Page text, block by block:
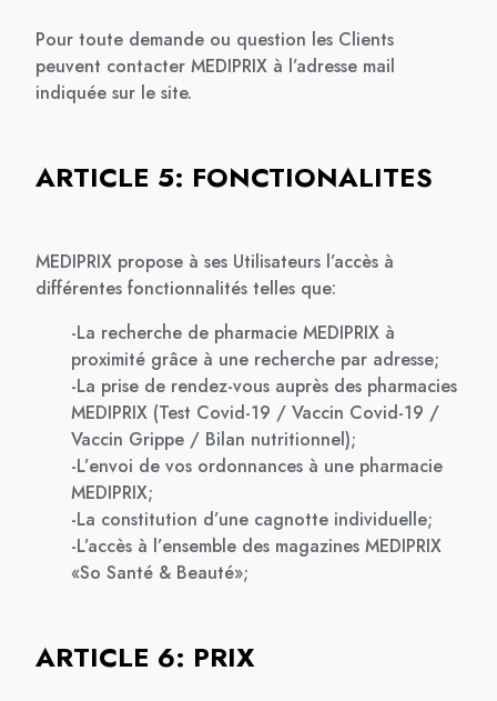
Pour toute demande ou question les Clients
peuvent contacter MEDIPRIX à l’adresse mail
indiquée sur le site.
ARTICLE 5: FONCTIONALITES
MEDIPRIX propose à ses Utilisateurs l’accès à
différentes fonctionnalités telles que:
-La recherche de pharmacie MEDIPRIX à
proximité grâce à une recherche par adresse;
-La prise de rendez-vous auprès des pharmacies
MEDIPRIX (Test Covid-19 / Vaccin Covid-19 /
Vaccin Grippe / Bilan nutritionnel);
-L’envoi de vos ordonnances à une pharmacie
MEDIPRIX;
-La constitution d’une cagnotte individuelle;
-L’accès à l’ensemble des magazines MEDIPRIX
«So Santé & Beauté»;
ARTICLE 6: PRIX